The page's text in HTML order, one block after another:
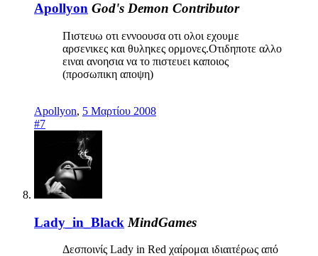
Apollyon God's Demon Contributor
Πιστευω οτι εννοουσα οτι ολοι εχουμε
αρσενικες και θυληκες ορμονες.Οτιδηποτε αλλο
ειναι ανοησια να το πιστευει καποιος
(προσωπικη αποψη)
Apollyon, 5 Μαρτίου 2008
#7
Lady_in_Black MindGames
Δεσποινίς Lady in Red χαίρομαι ιδιαιτέρως από